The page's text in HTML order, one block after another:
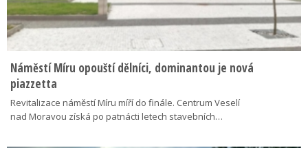
Náměstí Míru opouští dělníci, dominantou je nová
piazzetta
Revitalizace náměstí Míru míří do finále. Centrum Veselí
nad Moravou získá po patnácti letech stavebních…